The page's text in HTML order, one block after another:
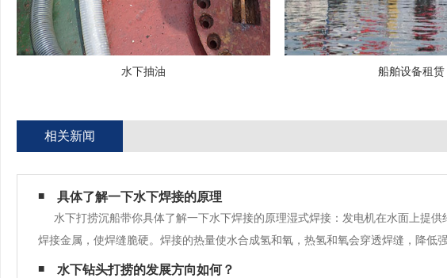
水下抽油 船舶设备租赁
相关新闻
具体了解一下水下焊接的原理
水下打捞沉船带你具体了解一下水下焊接的原理湿式焊接：发电机在水面上提
焊接金属，使焊缝脆硬。焊接的热量使水合成氢和氧，热氢和氧会穿透焊缝，降
焊接的缺点是焊缝又硬又脆。
水下钻头打捞的发展方向如何？